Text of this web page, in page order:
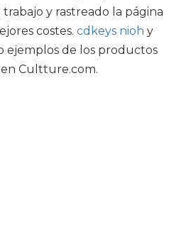
y rastreado la página
costes. cdkeys nioh y
ejemplos de los productos
Cultture.com.